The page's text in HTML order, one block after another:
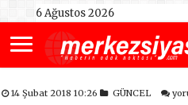
6 Ağustos 2026
14 Şubat 2018 10:26 GÜNCEL